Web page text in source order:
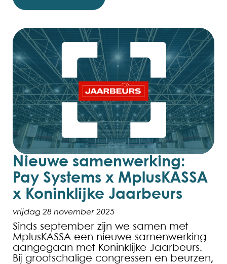
Nieuwe samenwerking:
Pay Systems x MplusKASSA
x Koninklijke Jaarbeurs
vrijdag 28 november 2025
Sinds september zijn we samen met
MplusKASSA een nieuwe samenwerking
aangegaan met Koninklijke Jaarbeurs.
Bij grootschalige congressen en beurzen,